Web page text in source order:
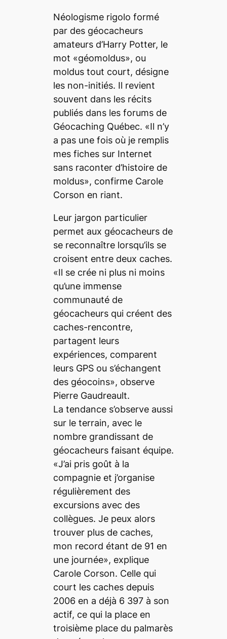
Néologisme rigolo formé
par des géocacheurs
amateurs d’Harry Potter, le
mot «géomoldus», ou
moldus tout court, désigne
les non-initiés. Il revient
souvent dans les récits
publiés dans les forums de
Géocaching Québec. «Il n’y
a pas une fois où je remplis
mes fiches sur Internet
sans raconter d’histoire de
moldus», confirme Carole
Corson en riant.
Leur jargon particulier
permet aux géocacheurs de
se reconnaître lorsqu’ils se
croisent entre deux caches.
«Il se crée ni plus ni moins
qu’une immense
communauté de
géocacheurs qui créent des
caches-rencontre,
partagent leurs
expériences, comparent
leurs GPS ou s’échangent
des géocoins», observe
Pierre Gaudreault.
La tendance s’observe aussi
sur le terrain, avec le
nombre grandissant de
géocacheurs faisant équipe.
«J’ai pris goût à la
compagnie et j’organise
régulièrement des
excursions avec des
collègues. Je peux alors
trouver plus de caches,
mon record étant de 91 en
une journée», explique
Carole Corson. Celle qui
court les caches depuis
2006 en a déjà 6 397 à son
actif, ce qui la place en
troisième place du palmarès